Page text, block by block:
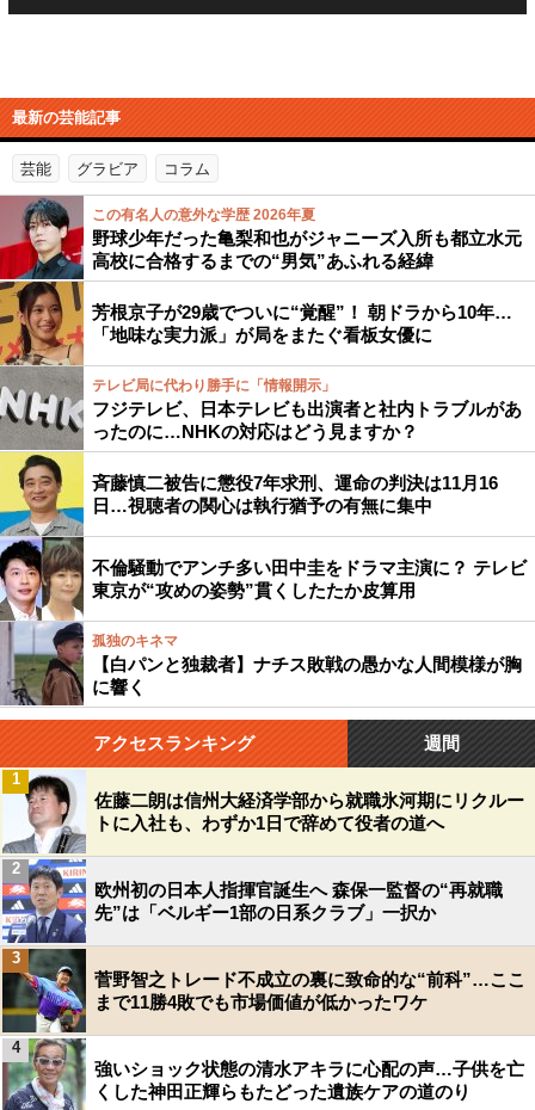
最新の芸能記事
芸能 グラビア コラム
この有名人の意外な学歴 2026年夏
野球少年だった亀梨和也がジャニーズ入所も都立水元
高校に合格するまでの“男気”あふれる経緯
芳根京子が29歳でついに“覚醒”！ 朝ドラから10年…
「地味な実力派」が局をまたぐ看板女優に
テレビ局に代わり勝手に「情報開示」
フジテレビ、日本テレビも出演者と社内トラブルがあ
ったのに…NHKの対応はどう見ますか？
斉藤慎二被告に懲役7年求刑、運命の判決は11月16
日…視聴者の関心は執行猶予の有無に集中
不倫騒動でアンチ多い田中圭をドラマ主演に？ テレビ
東京が“攻めの姿勢”貫くしたたか皮算用
孤独のキネマ
【白パンと独裁者】ナチス敗戦の愚かな人間模様が胸
に響く
アクセスランキング 週間
佐藤二朗は信州大経済学部から就職氷河期にリクルー
トに入社も、わずか1日で辞めて役者の道へ
1
欧州初の日本人指揮官誕生へ 森保一監督の“再就職
先”は「ベルギー1部の日系クラブ」一択か
2
菅野智之トレード不成立の裏に致命的な“前科”…ここ
まで11勝4敗でも市場価値が低かったワケ
3
強いショック状態の清水アキラに心配の声…子供を亡
くした神田正輝らもたどった遺族ケアの道のり
4